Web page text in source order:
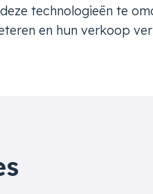
technologieën te
en hun verkoop